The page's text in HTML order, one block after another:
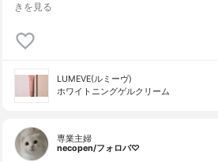
きを見る
LUMEVE(ルミーヴ)
ホワイトニングゲルクリーム
専業主婦
necopen/フォロバ♡